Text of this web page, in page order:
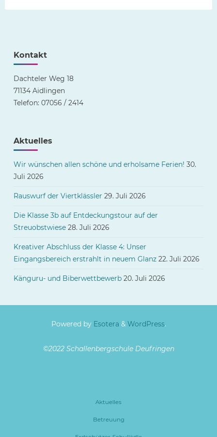
Kontakt
Dachteler Weg 18
71134 Aidlingen
Telefon: 07056 / 2414
Aktuelles
Wir wünschen allen schöne und erholsame Ferien! 30.
Juli 2026
Rauswurf der Viertklässler 29. Juli 2026
Die Klasse 3b auf Entdeckungstour auf der
Streuobstwiese 28. Juli 2026
Kreativer Abschluss der Klasse 4: Unser
Eingangsbereich erstrahlt in neuem Glanz 22. Juli 2026
Känguru- und Biberwettbewerb 20. Juli 2026
Powered byEsotera & WordPress.
©2022 Schallenbergschule Deufringen
Aktuelles
Betreuung